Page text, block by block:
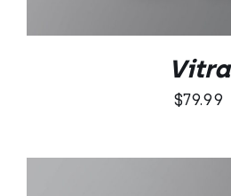
Vitra
$79.99